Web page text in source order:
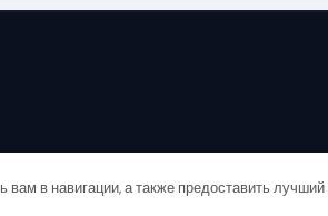
|NewsairотThemeansar.
в навигации, а также предоставить